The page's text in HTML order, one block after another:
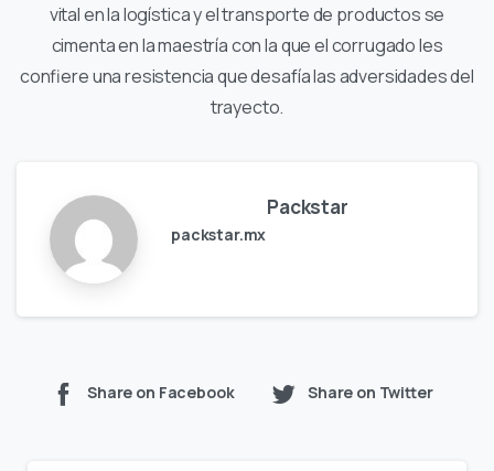
vital en la logística y el transporte de productos se
cimenta en la maestría con la que el corrugado les
confiere una resistencia que desafía las adversidades del
trayecto.
Packstar
packstar.mx
Share on Facebook Share on Twitter